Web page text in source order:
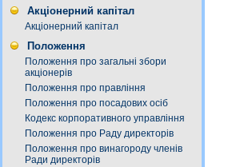
Акціонерний капітал
Акціонерний капітал
Положення
Положення про загальні збори
акціонерів
Положення про правління
Положення про посадових осіб
Кодекс корпоративного управління
Положення про Раду директорів
Положення про винагороду членів
Ради директорів